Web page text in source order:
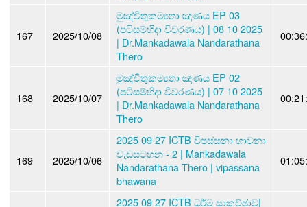
167 2025/10/08
මුඤ්චිතුකම්‍යතා ඤාණය EP 03
(පටිසම්භිදා විවරණය) | 08 10 2025
| Dr.Mankadawala Nandarathana
Thero
168 2025/10/07
මුඤ්චිතුකම්‍යතා ඤාණය EP 02
(පටිසම්භිදා විවරණය) | 07 10 2025
| Dr.Mankadawala Nandarathana
Thero
169 2025/10/06
2025 09 27 ICTB විපස්සනා භාවනා
වැඩසටහන - 2 | Mankadawala
Nandarathana Thero | vipassana
bhawana
2025 09 27 ICTB ධර්ම සාකච්ඡාව|